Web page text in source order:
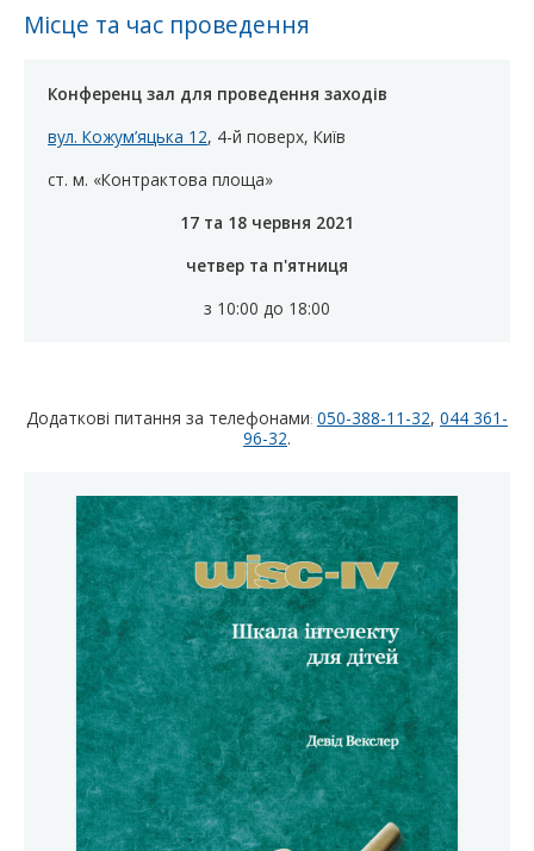
Місце та час проведення
Конференц зал для проведення заходів
вул. Кожум’яцька 12, 4-й поверх, Київ
ст. м. «Контрактова площа»
17 та 18 червня 2021
четвер та п'ятниця
з 10:00 до 18:00
Додаткові питання за телефонами: 050-388-11-32, 044 361-
96-32.